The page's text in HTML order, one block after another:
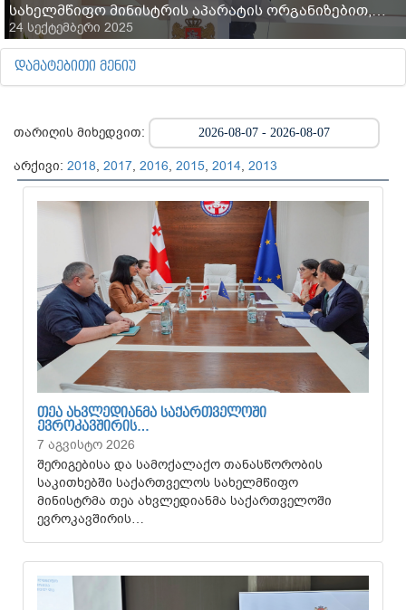
სახელმწიფო მინისტრის აპარატის ორგანიზებით,…
24 სექტემბერი 2025
ᲓᲐᲛᲐᲢᲔᲑᲘᲗᲘ ᲛᲔᲜᲘᲣ
თარიღის მიხედვით:
არქივი: 2018, 2017, 2016, 2015, 2014, 2013
ᲗᲔᲐ ᲐᲮᲕᲚᲔᲓᲘᲐᲜᲛᲐ ᲡᲐᲥᲐᲠᲗᲕᲔᲚᲝᲨᲘ
ᲔᲕᲠᲝᲙᲐᲕᲨᲘᲠᲘᲡ…
7 აგვისტო 2026
შერიგებისა და სამოქალაქო თანასწორობის
საკითხებში საქართველოს სახელმწიფო
მინისტრმა თეა ახვლედიანმა საქართველოში
ევროკავშირის…